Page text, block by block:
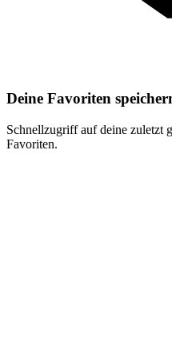
Deine Favoriten
Schnellzugriff auf deine zuletzt
Favoriten.